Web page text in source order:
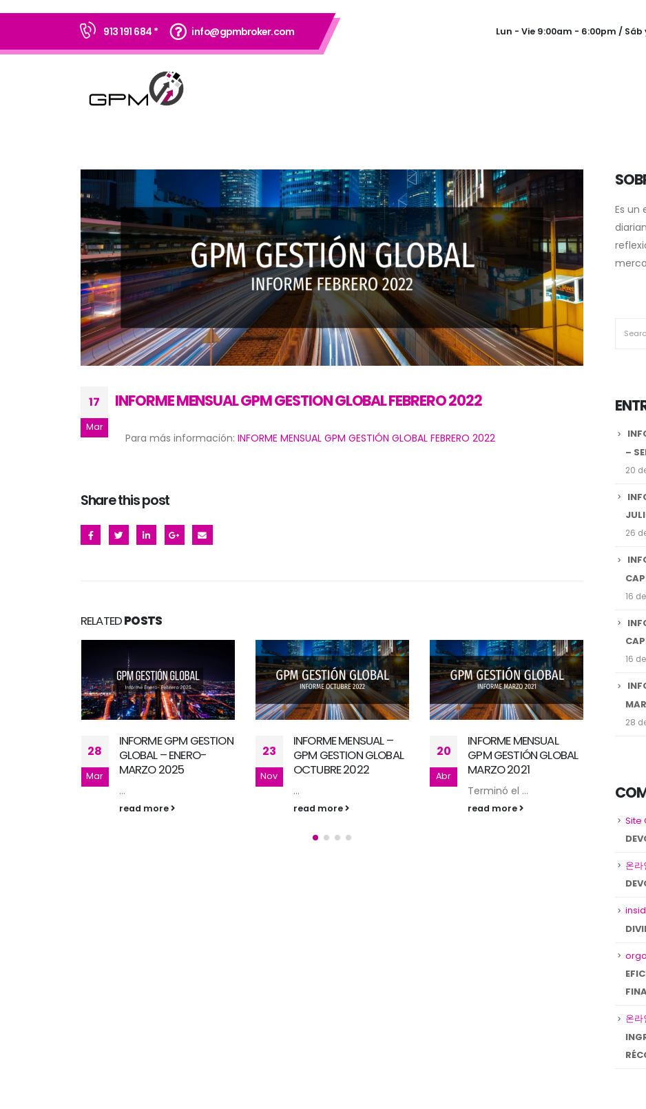
913 191 684 * info@gpmbroker.com Lun - Vie 9:00am - 6:00pm /
17
Mar
INFORME MENSUAL GPM GESTION GLOBAL FEBRERO 2022
Para más información: INFORME MENSUAL GPM GESTIÓN GLOBAL FEBRERO 2022
Share this post
RELATEDPOSTS
23
Nov
INFORME MENSUAL –
GPM GESTION GLOBAL
OCTUBRE 2022
...
read more
20
Abr
INFORME MENSUAL
GPM GESTIÓN GLOBAL
MARZO 2021
Terminó el ...
read more
24
Ago
INFORME MENSUAL –
GPM GESTION GLOBAL
JULIO 2023
...
read more
Es un
–
20
26
16
16
28
Site
온라
온라